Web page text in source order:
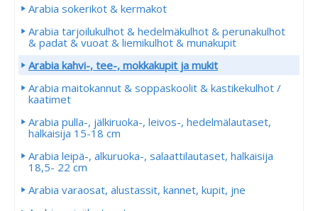
Arabia sokerikot & kermakot
Arabia tarjoilukulhot & hedelmäkulhot & perunakulhot
& padat & vuoat & liemikulhot & munakupit
Arabia kahvi-, tee-, mokkakupit ja mukit
Arabia maitokannut & soppaskoolit & kastikekulhot /
kaatimet
Arabia pulla-, jälkiruoka-, leivos-, hedelmälautaset,
halkaisija 15-18 cm
Arabia leipä-, alkuruoka-, salaattilautaset, halkaisija
18,5- 22 cm
Arabia varaosat, alustassit, kannet, kupit, jne